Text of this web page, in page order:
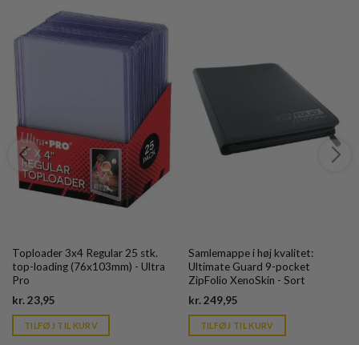
Toploader 3x4 Regular 25 stk.
top-loading (76x103mm) - Ultra
Pro
kr.23,95
is:
kr. 39,95.
TILFØJ TIL KURV
Samlemappe i høj kvalitet:
Ultimate Guard 9-pocket
ZipFolio XenoSkin - Sort
kr.249,95Current
is:
kr. 39,95.
TILFØJ TIL KURV